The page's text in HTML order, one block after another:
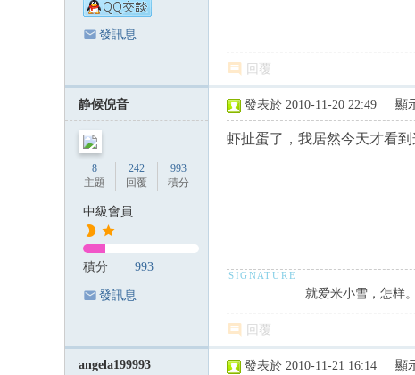
發訊息
回覆
静候倪音
8
主題
242
回覆
993
積分
中級會員
積分 993
發訊息
發表於 2010-11-20 22:49 顯
虾扯蛋了，我居然今天才看到
就爱米小雪，怎样。
回覆
angela199993 發表於 2010-11-21 16:14 顯